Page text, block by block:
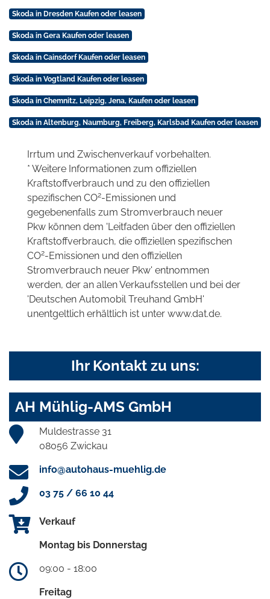
Skoda in Dresden Kaufen oder leasen
Skoda in Gera Kaufen oder leasen
Skoda in Cainsdorf Kaufen oder leasen
Skoda in Vogtland Kaufen oder leasen
Skoda in Chemnitz, Leipzig, Jena, Kaufen oder leasen
Skoda in Altenburg, Naumburg, Freiberg, Karlsbad Kaufen oder leasen
Irrtum und Zwischenverkauf vorbehalten.
* Weitere Informationen zum offiziellen
Kraftstoffverbrauch und zu den offiziellen
spezifischen CO2-Emissionen und
gegebenenfalls zum Stromverbrauch neuer
Pkw können dem 'Leitfaden über den offiziellen
Kraftstoffverbrauch, die offiziellen spezifischen
CO2-Emissionen und den offiziellen
Stromverbrauch neuer Pkw' entnommen
werden, der an allen Verkaufsstellen und bei der
'Deutschen Automobil Treuhand GmbH'
unentgeltlich erhältlich ist unter www.dat.de.
Ihr Kontakt zu uns:
AH Mühlig-AMS GmbH
Muldestrasse 31
08056 Zwickau
info@autohaus-muehlig.de
03 75 / 66 10 44
Verkauf
Montag bis Donnerstag
09:00 - 18:00
Freitag